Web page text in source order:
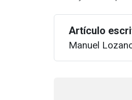
Artículo
Manuel